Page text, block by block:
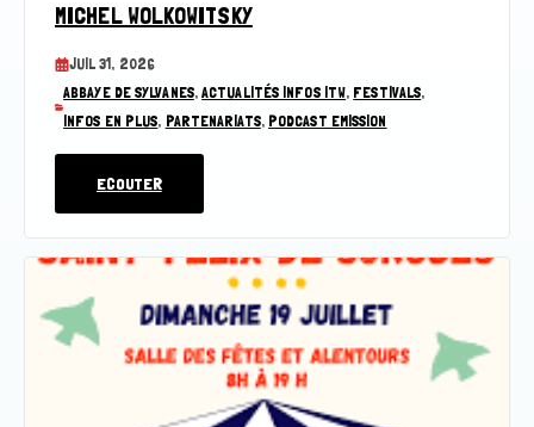
MICHEL WOLKOWITSKY
JUIL 31, 2026
ABBAYE DE SYLVANES,ACTUALITÉS INFOS ITW, FESTIVALS,
INFOS EN PLUS, PARTENARIATS, PODCAST EMISSION
ECOUTER